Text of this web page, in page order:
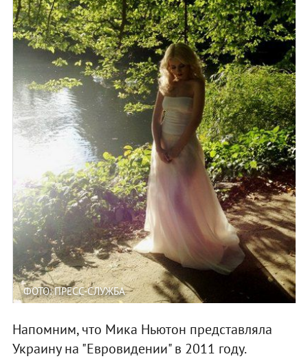
ФОТО: ПРЕСС-СЛУЖБА
Напомним, что Мика Ньютон представляла
Украину на "Евровидении" в 2011 году.